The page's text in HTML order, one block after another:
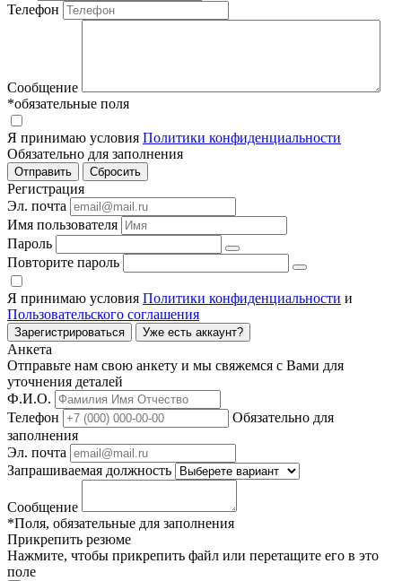
Телефон
Сообщение
*обязательные поля
Я принимаю условия Политики конфиденциальности
Обязательно для заполнения
Регистрация
Эл. почта
Имя пользователя
Пароль
Повторите пароль
Я принимаю условия Политики конфиденциальности и
Пользовательского соглашения
Зарегистрироваться Уже есть аккаунт?
Анкета
Отправьте нам свою анкету и мы свяжемся с Вами для
уточнения деталей
Ф.И.О.
Телефон
Обязательно для
заполнения
Эл. почта
Запрашиваемая должность
Сообщение
*Поля, обязательные для заполнения
Прикрепить резюме
Нажмите, чтобы прикрепить файл или перетащите его в это
поле